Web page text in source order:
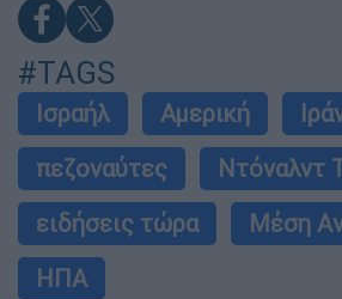
#TAGS
Ισραήλ Αμερική
πεζοναύτες
Ντόναλντ
ειδήσεις τώρα
Μέση
ΗΠΑ